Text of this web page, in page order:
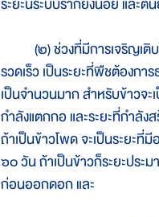
(๒) ช่วงที่มีการเจริญเติบ
รวดเร็ว เป็นระยะที่พืชต้องกา
เป็นจำนวนมาก สำหรับข้าวจะ
กำลังแตกกอ และระยะที่กำลัง
ถ้าเป็นข้าวโพด จะเป็นระยะที่
๖๐ วัน ถ้าเป็นข้าวก็ระยะประ
ก่อนออกดอก และ